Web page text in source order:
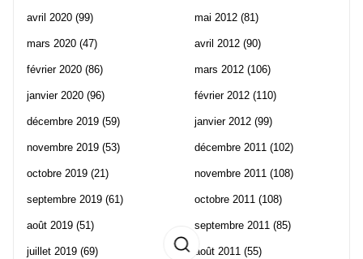
avril 2020 (99)
mars 2020 (47)
février 2020 (86)
janvier 2020 (96)
décembre 2019 (59)
novembre 2019 (53)
octobre 2019 (21)
septembre 2019 (61)
août 2019 (51)
juillet 2019 (69)
mai 2012 (81)
avril 2012 (90)
mars 2012 (106)
février 2012 (110)
janvier 2012 (99)
décembre 2011 (102)
novembre 2011 (108)
octobre 2011 (108)
septembre 2011 (85)
août 2011 (55)